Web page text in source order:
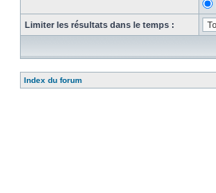
Limiter les résultats dans le temps :
Index du forum